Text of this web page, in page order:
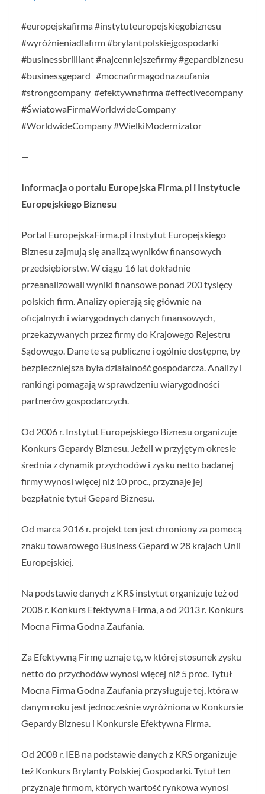
#europejskafirma #instytuteuropejskiegobiznesu
#wyróżnieniadlafirm #brylantpolskiejgospodarki
#businessbrilliant #najcenniejszefirmy #gepardbiznesu
#businessgepard #mocnafirmagodnazaufania
#strongcompany #efektywnafirma #effectivecompany
#ŚwiatowaFirmaWorldwideCompany
#WorldwideCompany #WielkiModernizator
—
Informacja o portalu Europejska Firma.pl i Instytucie
Europejskiego Biznesu
Portal EuropejskaFirma.pl i Instytut Europejskiego
Biznesu zajmują się analizą wyników finansowych
przedsiębiorstw. W ciągu 16 lat dokładnie
przeanalizowali wyniki finansowe ponad 200 tysięcy
polskich firm. Analizy opierają się głównie na
oficjalnych i wiarygodnych danych finansowych,
przekazywanych przez firmy do Krajowego Rejestru
Sądowego. Dane te są publiczne i ogólnie dostępne, by
bezpieczniejsza była działalność gospodarcza. Analizy i
rankingi pomagają w sprawdzeniu wiarygodności
partnerów gospodarczych.
Od 2006 r. Instytut Europejskiego Biznesu organizuje
Konkurs Gepardy Biznesu. Jeżeli w przyjętym okresie
średnia z dynamik przychodów i zysku netto badanej
firmy wynosi więcej niż 10 proc., przyznaje jej
bezpłatnie tytuł Gepard Biznesu.
Od marca 2016 r. projekt ten jest chroniony za pomocą
znaku towarowego Business Gepard w 28 krajach Unii
Europejskiej.
Na podstawie danych z KRS instytut organizuje też od
2008 r. Konkurs Efektywna Firma, a od 2013 r. Konkurs
Mocna Firma Godna Zaufania.
Za Efektywną Firmę uznaje tę, w której stosunek zysku
netto do przychodów wynosi więcej niż 5 proc. Tytuł
Mocna Firma Godna Zaufania przysługuje tej, która w
danym roku jest jednocześnie wyróżniona w Konkursie
Gepardy Biznesu i Konkursie Efektywna Firma.
Od 2008 r. IEB na podstawie danych z KRS organizuje
też Konkurs Brylanty Polskiej Gospodarki. Tytuł ten
przyznaje firmom, których wartość rynkowa wynosi